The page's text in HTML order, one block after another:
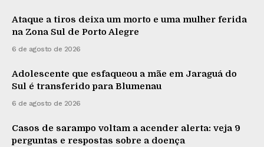
Ataque a tiros deixa um morto e uma mulher ferida
na Zona Sul de Porto Alegre
6 de agosto de 2026
Adolescente que esfaqueou a mãe em Jaraguá do
Sul é transferido para Blumenau
6 de agosto de 2026
Casos de sarampo voltam a acender alerta: veja 9
perguntas e respostas sobre a doença